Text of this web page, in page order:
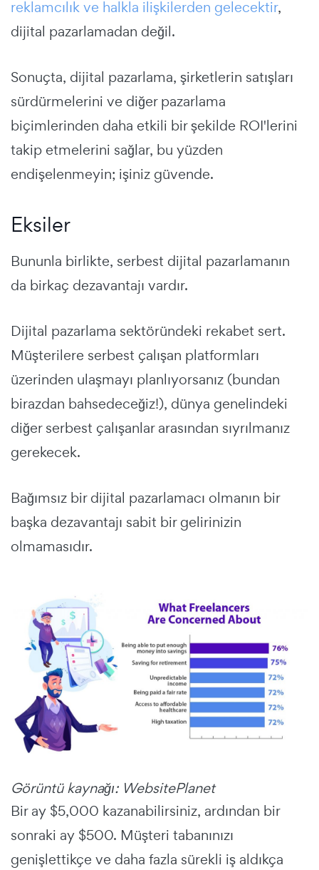
reklamcılık ve halkla ilişkilerden gelecektir,
dijital pazarlamadan değil.
Sonuçta, dijital pazarlama, şirketlerin satışları
sürdürmelerini ve diğer pazarlama
biçimlerinden daha etkili bir şekilde ROI'lerini
takip etmelerini sağlar, bu yüzden
endişelenmeyin; işiniz güvende.
Eksiler
Bununla birlikte, serbest dijital pazarlamanın
da birkaç dezavantajı vardır.
Dijital pazarlama sektöründeki rekabet sert.
Müşterilere serbest çalışan platformları
üzerinden ulaşmayı planlıyorsanız (bundan
birazdan bahsedeceğiz!), dünya genelindeki
diğer serbest çalışanlar arasından sıyrılmanız
gerekecek.
Bağımsız bir dijital pazarlamacı olmanın bir
başka dezavantajı sabit bir gelirinizin
olmamasıdır.
Görüntü kaynağı: WebsitePlanet
Bir ay $5,000 kazanabilirsiniz, ardından bir
sonraki ay $500. Müşteri tabanınızı
genişlettikçe ve daha fazla sürekli iş aldıkça